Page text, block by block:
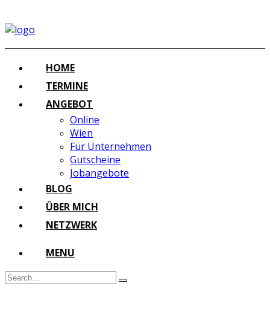
HOME
TERMINE
ANGEBOT
Online
Wien
Für Unternehmen
Gutscheine
Jobangebote
BLOG
ÜBER MICH
NETZWERK
MENU